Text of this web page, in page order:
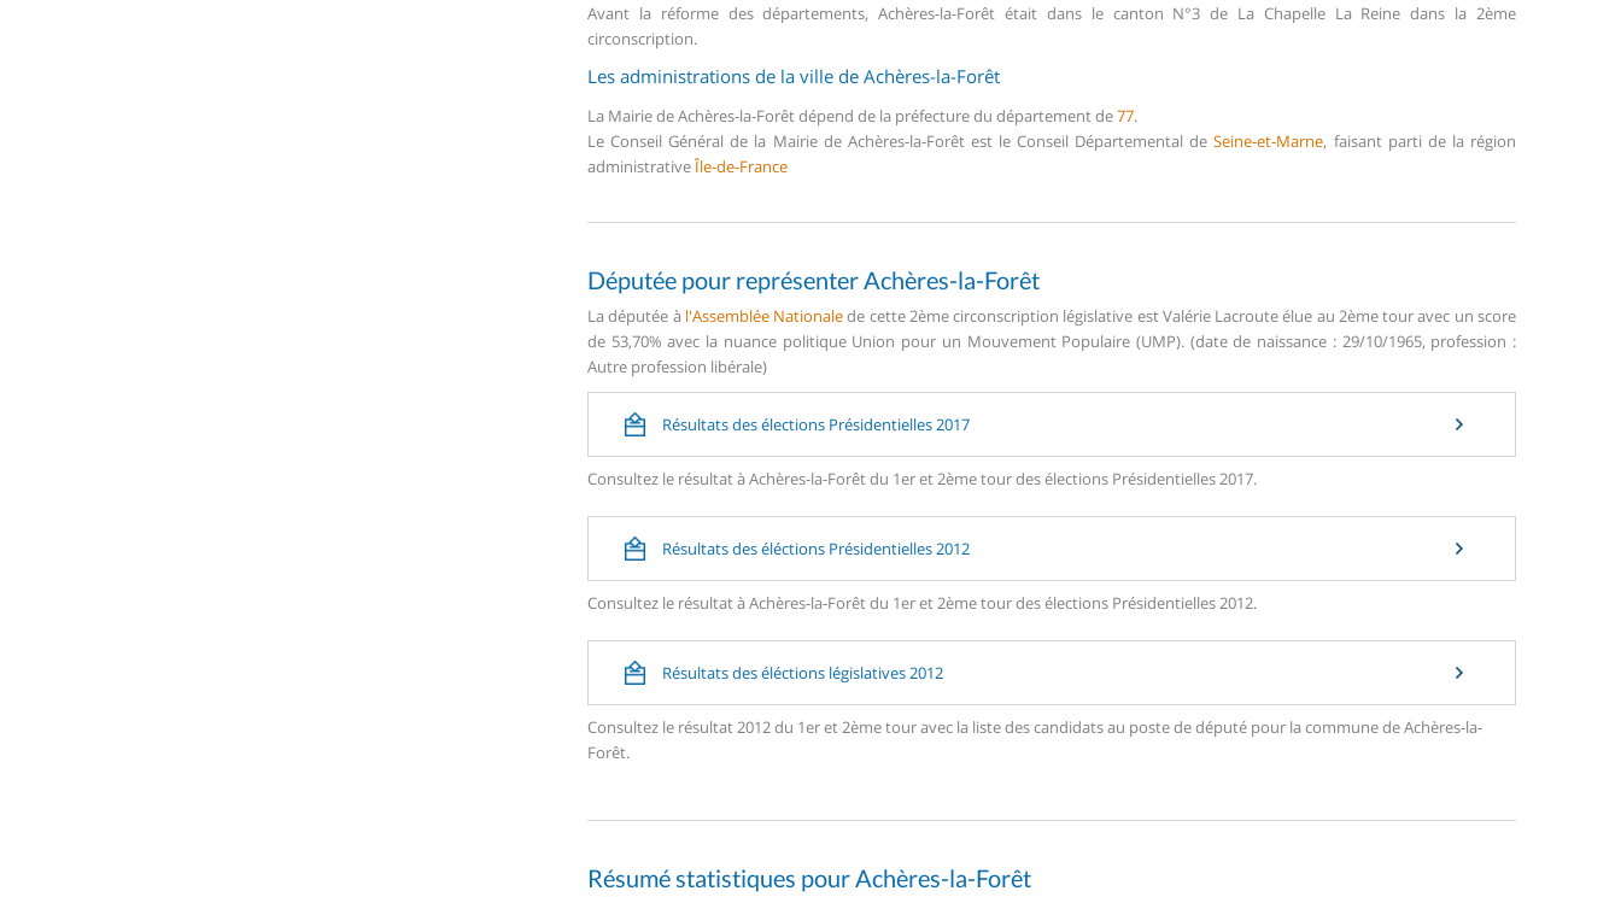
Avant la réforme des départements, Achères-la-Forêt était dans le canton N°3 de La Chapelle La Reine dans la 2ème
circonscription.
Les administrations de la ville de Achères-la-Forêt
La Mairie de Achères-la-Forêt dépend de la préfecture du département de77.
Le Conseil Général de la Mairie de Achères-la-Forêt est le Conseil Départemental deSeine-et-Marne, faisant parti de la région
administrativeÎle-de-France
Députée pour représenter Achères-la-Forêt
La députée à l'Assemblée Nationalede cette 2ème circonscription législative est Valérie Lacroute élue au 2ème tour avec un score
de 53,70% avec la nuance politique Union pour un Mouvement Populaire (UMP). (date de naissance : 29/10/1965, profession :
Autre profession libérale)
Résultats des élections Présidentielles 2017
Consultez le résultat à Achères-la-Forêt du 1er et 2ème tour des élections Présidentielles 2017.
Résultats des éléctions Présidentielles 2012
Consultez le résultat à Achères-la-Forêt du 1er et 2ème tour des élections Présidentielles 2012.
Résultats des éléctions législatives 2012
Consultez le résultat 2012 du 1er et 2ème tour avec la liste des candidats au poste de député pour la commune de Achères-la-
Forêt.
Résumé statistiques pour Achères-la-Forêt